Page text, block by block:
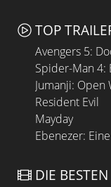
TOP
Avengers 5:
Spider-Man 4:
Jumanji: Open
Resident Evil
Mayday
Ebenezer:
DIE